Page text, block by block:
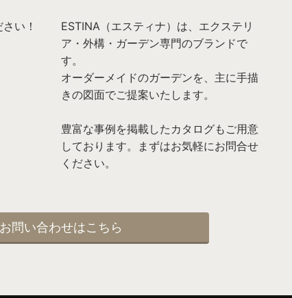
ESTINA（エスティナ）は、エクステリ
ア・外構・ガーデン専門のブランドで
す。
オーダーメイドのガーデンを、主に手描
きの図面でご提案いたします。
豊富な事例を掲載したカタログもご用意
しております。まずはお気軽にお問合せ
ください。
お問い合わせはこちら